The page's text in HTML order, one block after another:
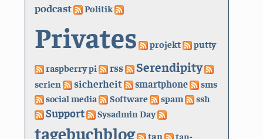
podcast Politik
Privates projekt putty
raspberry pi rss Serendipity
serien sicherheit smartphone
sms
social media
Software spam ssh
Support Sysadmin Day
tagebuchblog tan tan-